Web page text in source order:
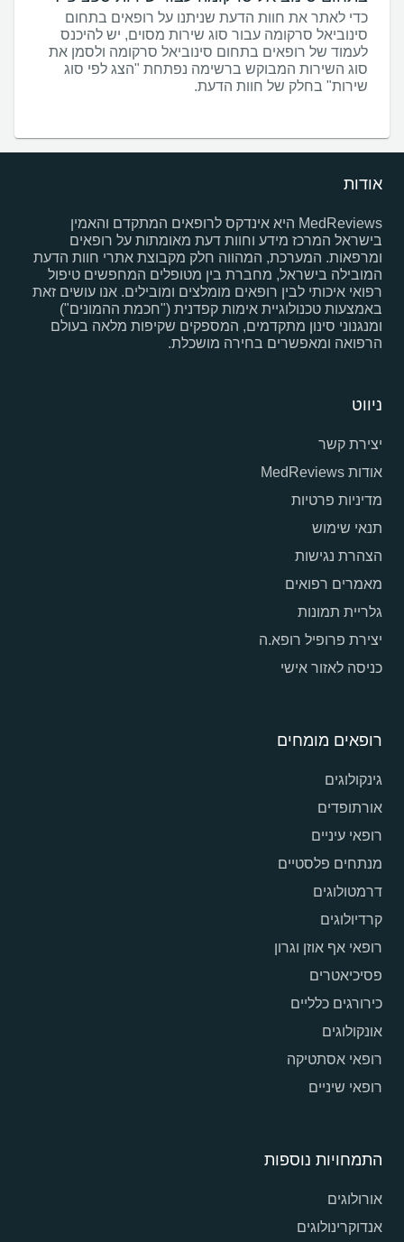
כדי לאתר את חוות הדעת שניתנו על רופאים בתחום
סינוביאל סרקומה עבור סוג שירות מסוים, יש להיכנס
לעמוד של רופאים בתחום סינוביאל סרקומה ולסמן את
סוג השירות המבוקש ברשימה נפתחת "הצג לפי סוג
שירות" בחלק של חוות הדעת.
אודות
MedReviews היא אינדקס לרופאים המתקדם והאמין
בישראל המרכז מידע וחוות דעת מאומתות על רופאים
ומרפאות. המערכת, המהווה חלק מקבוצת אתרי חוות הדעת
המובילה בישראל, מחברת בין מטופלים המחפשים טיפול
רפואי איכותי לבין רופאים מומלצים ומובילים. אנו עושים זאת
באמצעות טכנולוגיית אימות קפדנית ("חכמת ההמונים")
ומנגנוני סינון מתקדמים, המספקים שקיפות מלאה בעולם
הרפואה ומאפשרים בחירה מושכלת.
ניווט
יצירת קשר
אודות MedReviews
מדיניות פרטיות
תנאי שימוש
הצהרת נגישות
מאמרים רפואים
גלריית תמונות
יצירת פרופיל רופא.ה
כניסה לאזור אישי
רופאים מומחים
גינקולוגים
אורתופדים
רופאי עיניים
מנתחים פלסטיים
דרמטולוגים
קרדיולוגים
רופאי אף אוזן וגרון
פסיכיאטרים
כירורגים כלליים
אונקולוגים
רופאי אסתטיקה
רופאי שיניים
התמחויות נוספות
אורולוגים
אנדוקרינולוגים